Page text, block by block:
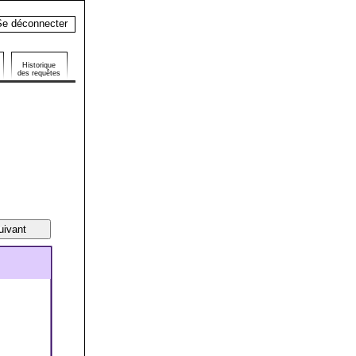
déconnecter
Historique
des requêtes